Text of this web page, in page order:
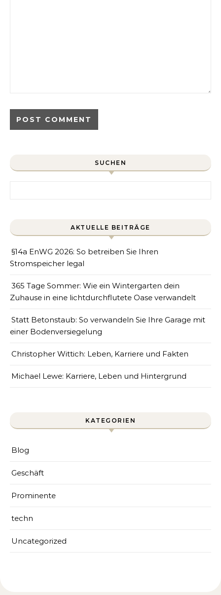
SUCHEN
AKTUELLE BEITRÄGE
§14a EnWG 2026: So betreiben Sie Ihren
Stromspeicher legal
365 Tage Sommer: Wie ein Wintergarten dein
Zuhause in eine lichtdurchflutete Oase verwandelt
Statt Betonstaub: So verwandeln Sie Ihre Garage mit
einer Bodenversiegelung
Christopher Wittich: Leben, Karriere und Fakten
Michael Lewe: Karriere, Leben und Hintergrund
KATEGORIEN
Blog
Geschäft
Prominente
techn
Uncategorized